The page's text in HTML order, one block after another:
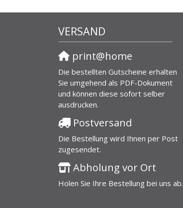
VERSAND
print@home
Die bestellten Gutscheine erhalten
Sie umgehend als PDF-Dokument
und können diese sofort selber
ausdrucken.
Postversand
Die Bestellung wird Ihnen per Post
zugesendet.
Abholung vor Ort
Holen Sie Ihre Bestellung bei uns ab.